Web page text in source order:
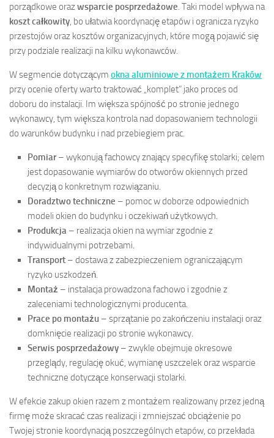
porządkowe orazwsparcie posprzedażowe. Taki model wpływa na
koszt całkowity, bo ułatwia koordynację etapów i ogranicza ryzyko
przestojów oraz kosztów organizacyjnych, które mogą pojawić się
przy podziale realizacji na kilku wykonawców.
W segmencie dotyczącym okna aluminiowe z montażem Kraków
przy ocenie oferty warto traktować „komplet” jako proces od
doboru do instalacji. Im większa spójność po stronie jednego
wykonawcy, tym większa kontrola nad dopasowaniem technologii
do warunków budynku i nad przebiegiem prac.
Pomiar– wykonują fachowcy znający specyfikę stolarki; celem
jest dopasowanie wymiarów do otworów okiennych przed
decyzją o konkretnym rozwiązaniu.
Doradztwo techniczne – pomoc w doborze odpowiednich
modeli okien do budynku i oczekiwań użytkowych.
Produkcja – realizacja okien na wymiar zgodnie z
indywidualnymi potrzebami.
Transport – dostawa z zabezpieczeniem ograniczającym
ryzyko uszkodzeń.
Montaż – instalacja prowadzona fachowo i zgodnie z
zaleceniami technologicznymi producenta.
Prace po montażu – sprzątanie po zakończeniu instalacji oraz
domknięcie realizacji po stronie wykonawcy.
Serwis posprzedażowy – zwykle obejmuje okresowe
przeglądy, regulację okuć, wymianę uszczelek oraz wsparcie
techniczne dotyczące konserwacji stolarki.
W efekcie zakup okien razem z montażem realizowany przez jedną
firmę może skracać czas realizacji i zmniejszać obciążenie po
Twojej stronie koordynacją poszczególnych etapów, co przekłada